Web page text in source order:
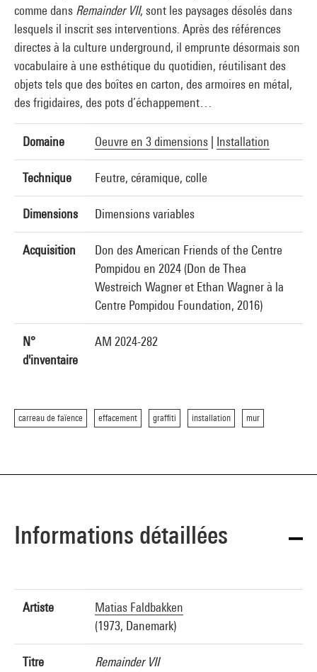
comme dans Remainder VII, sont les paysages désolés dans
lesquels il inscrit ses interventions. Après des références
directes à la culture underground, il emprunte désormais son
vocabulaire à une esthétique du quotidien, réutilisant des
objets tels que des boîtes en carton, des armoires en métal,
des frigidaires, des pots d’échappement…
Domaine Oeuvre en 3 dimensions Installation
Technique Feutre, céramique, colle
Dimensions Dimensions variables
Acquisition
Don des American Friends of the Centre
Pompidou en 2024 (Don de Thea
Westreich Wagner et Ethan Wagner à la
Centre Pompidou Foundation, 2016)
N°
d'inventaire
AM 2024-282
carreau de faïence effacement graffiti installation mur
Informations détaillées
Artiste
Matias Faldbakken
(1973, Danemark)
Titre Remainder VII